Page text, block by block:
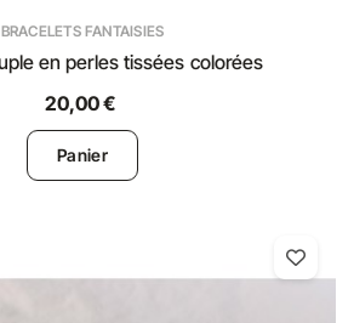
BRACELETS FANTAISIES
en perles tissées colorées
20,00 €
Panier